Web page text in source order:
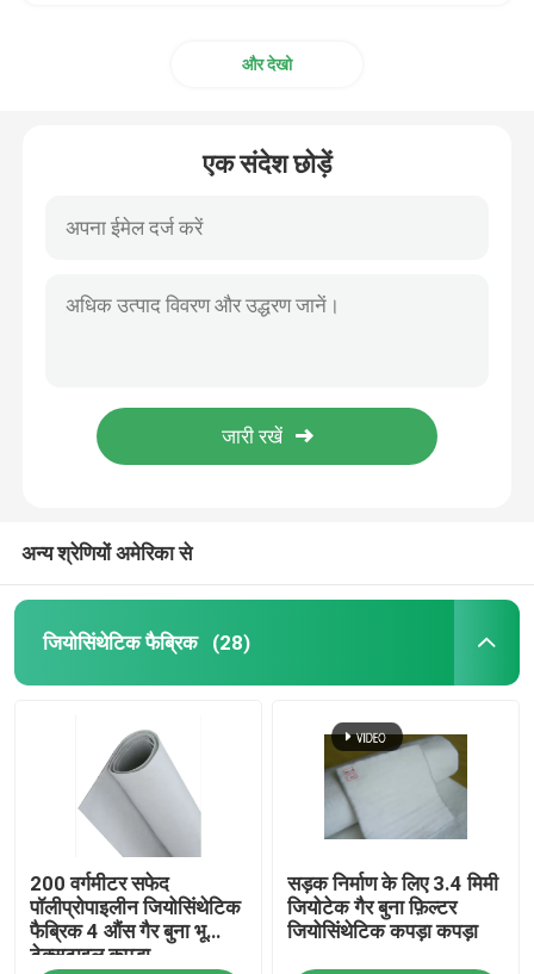
उत्पादों
वीडियो
और देखो
एक संदेश छोड़ें
अन्य श्रेणियों अमेरिका से
जियोसिंथेटिक फैब्रिक (28)
200 वर्गमीटर सफेद
पॉलीप्रोपाइलीन जियोसिंथेटिक
फैब्रिक 4 औंस गैर बुना भू
टेक्सटाइल कपड़ा
सड़क निर्माण के लिए 3.4 मिमी
जियोटेक गैर बुना फ़िल्टर
जियोसिंथेटिक कपड़ा कपड़ा